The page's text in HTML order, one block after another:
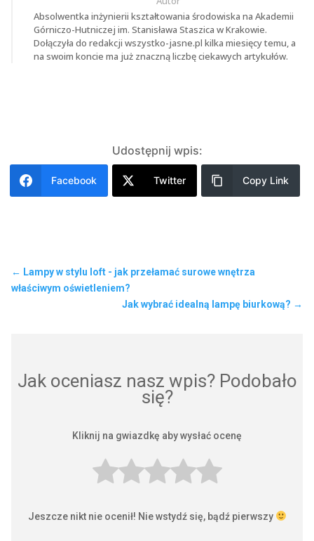
Absolwentka inżynierii kształtowania środowiska na Akademii
Górniczo-Hutniczej im. Stanisława Staszica w Krakowie.
Dołączyła do redakcji wszystko-jasne.pl kilka miesięcy temu, a
na swoim koncie ma już znaczną liczbę ciekawych artykułów.
Udostępnij wpis:
Facebook Twitter Copy Link
← Lampy w stylu loft - jak przełamać surowe wnętrza
właściwym oświetleniem?
Jak wybrać idealną lampę biurkową? →
Jak oceniasz nasz wpis? Podobało
się?
Kliknij na gwiazdkę aby wysłać ocenę
Jeszcze nikt nie ocenił! Nie wstydź się, bądź pierwszy